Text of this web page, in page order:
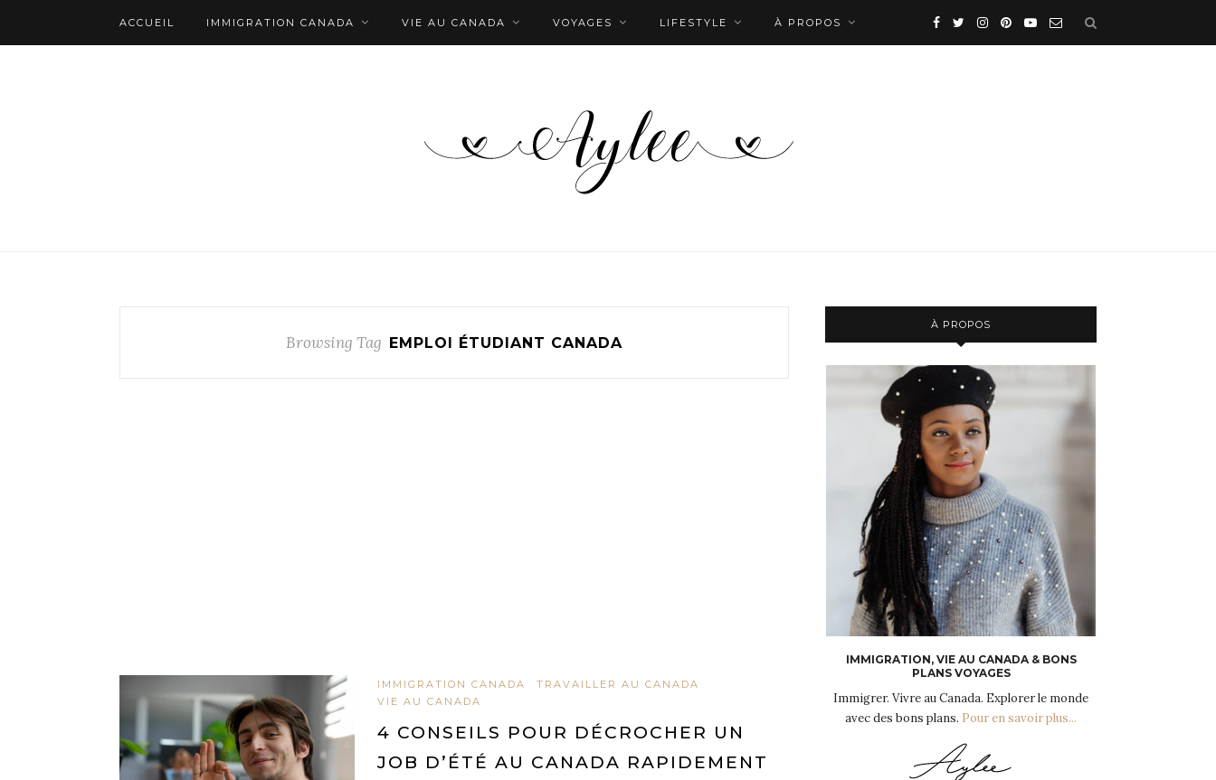
ACCUEIL IMMIGRATION CANADA VIE AU CANADA VOYAGES LIFESTYLE À PROPOS
Browsing Tag EMPLOI ÉTUDIANT CANADA
IMMIGRATION CANADA
TRAVAILLER AU CANADA
VIE AU CANADA
4 CONSEILS POUR DÉCROCHER UN
JOB D’ÉTÉ AU CANADA RAPIDEMENT
À PROPOS
IMMIGRATION, VIE AU CANADA & BONS
PLANS VOYAGES
Immigrer. Vivre au Canada. Explorer le monde
avec des bons plans. Pour en savoir plus...